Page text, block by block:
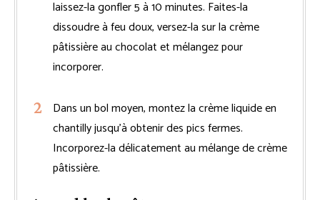
laissez-la gonfler 5 à 10 minutes. Faites-la
dissoudre à feu doux, versez-la sur la crème
pâtissière au chocolat et mélangez pour
incorporer.
Dans un bol moyen, montez la crème liquide en
chantilly jusqu’à obtenir des pics fermes.
Incorporez-la délicatement au mélange de crème
pâtissière.